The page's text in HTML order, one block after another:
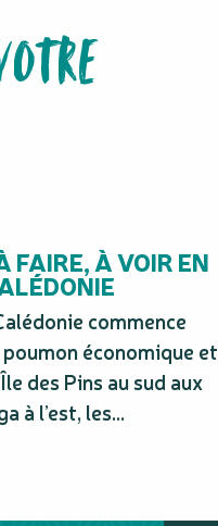
Do Vee
FAIRE, À VOIR EN
commence
économique et
des Pins au sud aux
à l’est, les...